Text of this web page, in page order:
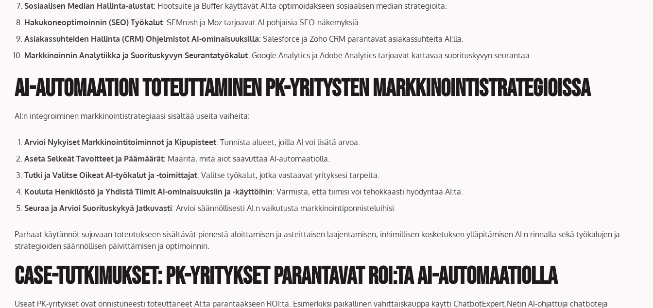
Sosiaalisen Median Hallinta-alustat: Hootsuite ja Buffer käyttävät AI:ta optimoidakseen sosiaalisen median strategioita.
Hakukoneoptimoinnin (SEO) Työkalut: SEMrush ja Moz tarjoavat AI-pohjaisia SEO-näkemyksiä.
Asiakassuhteiden Hallinta (CRM) Ohjelmistot AI-ominaisuuksilla: Salesforce ja Zoho CRM parantavat asiakassuhteita AI:lla.
Markkinoinnin Analytiikka ja Suorituskyvyn Seurantatyökalut: Google Analytics ja Adobe Analytics tarjoavat kattavaa suorituskyvyn seurantaa.
AI-automaation Toteuttaminen PK-yritysten Markkinointistrategioissa
AI:n integroiminen markkinointistrategiaasi sisältää useita vaiheita:
Arvioi Nykyiset Markkinointitoiminnot ja Kipupisteet: Tunnista alueet, joilla AI voi lisätä arvoa.
Aseta Selkeät Tavoitteet ja Päämäärät: Määritä, mitä aiot saavuttaa AI-automaatiolla.
Tutki ja Valitse Oikeat AI-työkalut ja -toimittajat: Valitse työkalut, jotka vastaavat yrityksesi tarpeita.
Kouluta Henkilöstö ja Yhdistä Tiimit AI-ominaisuuksiin ja -käyttöihin: Varmista, että tiimisi voi tehokkaasti hyödyntää AI:ta.
Seuraa ja Arvioi Suorituskykyä Jatkuvasti: Arvioi säännöllisesti AI:n vaikutusta markkinointiponnisteluihisi.
Parhaat käytännöt sujuvaan toteutukseen sisältävät pienestä aloittamisen ja asteittaisen laajentamisen, inhimillisen kosketuksen ylläpitämisen AI:n rinnalla sekä työkalujen ja
strategioiden säännöllisen päivittämisen ja optimoinnin.
Case-tutkimukset: PK-yritykset Parantavat ROI:ta AI-automaatiolla
Useat PK-yritykset ovat onnistuneesti toteuttaneet AI:ta parantaakseen ROI:ta. Esimerkiksi paikallinen vähittäiskauppa käytti ChatbotExpert.Netin AI-ohjattuja chatboteja